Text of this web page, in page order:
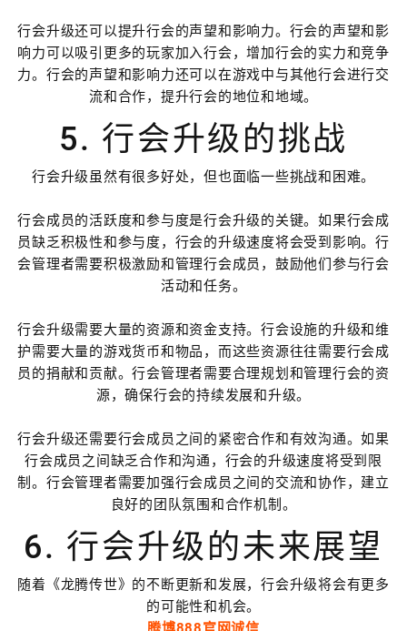
行会升级还可以提升行会的声望和影响力。行会的声望和影
响力可以吸引更多的玩家加入行会，增加行会的实力和竞争
力。行会的声望和影响力还可以在游戏中与其他行会进行交
流和合作，提升行会的地位和地域。
5. 行会升级的挑战
行会升级虽然有很多好处，但也面临一些挑战和困难。
行会成员的活跃度和参与度是行会升级的关键。如果行会成
员缺乏积极性和参与度，行会的升级速度将会受到影响。行
会管理者需要积极激励和管理行会成员，鼓励他们参与行会
活动和任务。
行会升级需要大量的资源和资金支持。行会设施的升级和维
护需要大量的游戏货币和物品，而这些资源往往需要行会成
员的捐献和贡献。行会管理者需要合理规划和管理行会的资
源，确保行会的持续发展和升级。
行会升级还需要行会成员之间的紧密合作和有效沟通。如果
行会成员之间缺乏合作和沟通，行会的升级速度将受到限
制。行会管理者需要加强行会成员之间的交流和协作，建立
良好的团队氛围和合作机制。
6. 行会升级的未来展望
随着《龙腾传世》的不断更新和发展，行会升级将会有更多
的可能性和机会。